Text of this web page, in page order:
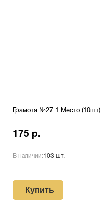
Грамота №27 1 Место (10шт)
175 р.
В наличии:103 шт.
Купить